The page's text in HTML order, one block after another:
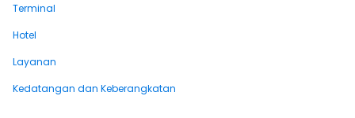
Terminal
Hotel
Layanan
Kedatangan dan Keberangkatan